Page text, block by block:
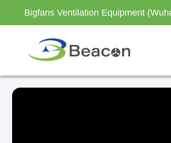
Bigfans Ventilation Equipment